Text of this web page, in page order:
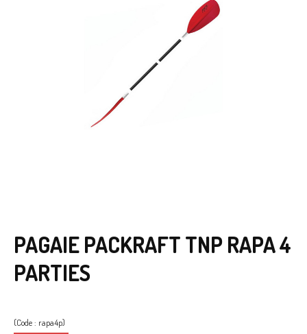
PAGAIE PACKRAFT TNP RAPA 4
PARTIES
(Code : rapa4p)